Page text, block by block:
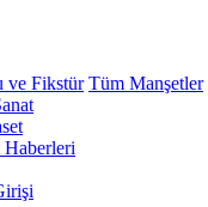
ve Fikstür Tüm Manşetler
Haberleri